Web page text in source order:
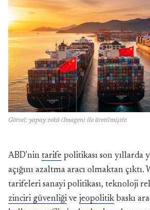
Görsel: yapay zekâ (Imagen) ile üretilmiştir.
ABD'nin tarife politikası son yıllarda
açığını azaltma aracı olmaktan çıktı.
tarifeleri sanayi politikası, teknoloji
zinciri güvenliği ve jeopolitikbaskı